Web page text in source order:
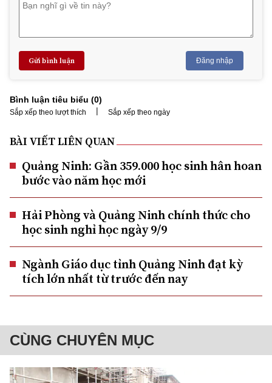
Gửi bình luận Đăng nhập
Bình luận tiêu biểu (0)
Sắp xếp theo lượt thích | Sắp xếp theo ngày
BÀI VIẾT LIÊN QUAN
Quảng Ninh: Gần 359.000 học sinh hân hoan
bước vào năm học mới
Hải Phòng và Quảng Ninh chính thức cho
học sinh nghỉ học ngày 9/9
Ngành Giáo dục tỉnh Quảng Ninh đạt kỳ
tích lớn nhất từ trước đến nay
CÙNG CHUYÊN MỤC